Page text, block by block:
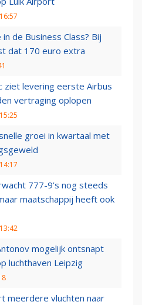
de Business Class? Bij
dat 170 euro extra
ziet levering eerste Airbus
vertraging oplopen
groei in kwartaal met
777-9’s nog steeds
maatschappij heeft ook
mogelijk ontsnapt
luchthaven Leipzig
meerdere vluchten naar